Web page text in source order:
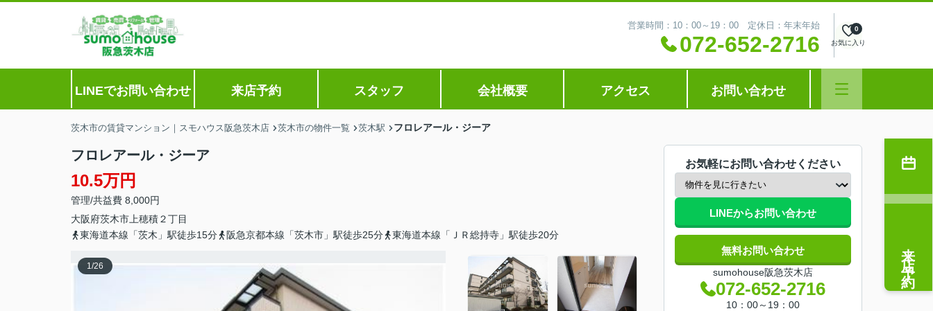
営業時間：10：00～19：00 定休日：年末年始
072-652-2716 お気に入り
0
LINEでお問い合わせ 来店予約 スタッフ 会社概要 アクセス お問い合わせ
茨木市の賃貸マンション｜スモハウス阪急茨木店 茨木市の物件一覧 茨木駅 フロレアール・ジーア
フロレアール・ジーア
10.5万円
管理/共益費 8,000円
大阪府茨木市 上穂積２丁目
東海道本線「茨木」駅徒歩15分
阪急京都本線「茨木市」駅徒歩25分 東海道本線「ＪＲ総持寺」駅徒歩20分
1/26
お気軽にお問い合わせください
LINEからお問い合わせ
無料お問い合わせ
sumohouse阪急茨木店
072-652-2716
10：00～19：00
来店予約